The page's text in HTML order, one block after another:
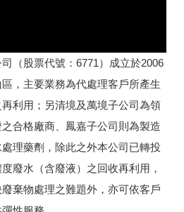
（股票代號：6771）成立於2006
，主要業務為代處理客戶所產生
利用；另清境及萬境子公司為領
合格廠商、鳳嘉子公司則為製造
理藥劑，除此之外本公司已轉投
廢水（含廢液）之回收再利用，
棄物處理之難題外，亦可依客戶